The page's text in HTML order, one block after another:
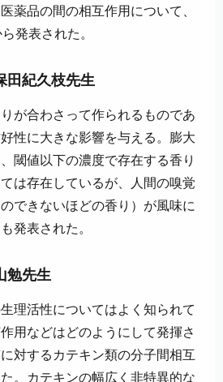
薬品の間の相互作用について、
発表された。
紀久枝先生
が合わさって作られるものであ
性に大きな影響を与える。膨大
閾値以下の濃度で存在する香り
は存在しているが、人間の嗅覚
できないほどの香り）が風味に
発表された。
先生
理活性についてはよく知られて
用などはどのようにして発揮さ
対するカテキン類の分子間相互
。カテキンの幅広く非特異的な